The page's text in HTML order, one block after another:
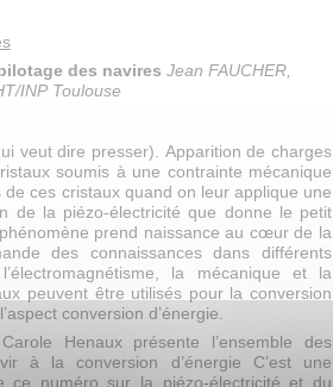
des navires Jean FAUCHER,
INP Toulouse
veut dire presser). Apparition de charges
soumis à une contrainte mécanique
ces cristaux quand on leur applique une
de la piézo-électricité que donne le petit
prend naissance au cœur de la
des connaissances dans différents
la mécanique et la
peuvent être utilisés pour la conversion
conversion d’énergie.
Henaux présente l’ensemble des
à la conversion d’énergie C’est une
ce numéro sur la piézo-électricité et du